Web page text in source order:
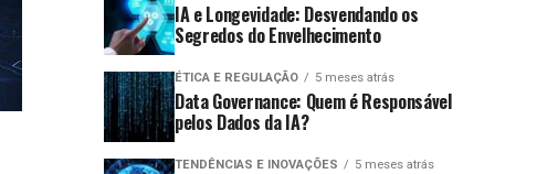
IA e Longevidade: Desvendando os
Segredos do Envelhecimento
ÉTICA E REGULAÇÃO 5 meses atrás
Data Governance: Quem é Responsável
pelos Dados da IA?
TENDÊNCIAS E INOVAÇÕES 5 meses atrás